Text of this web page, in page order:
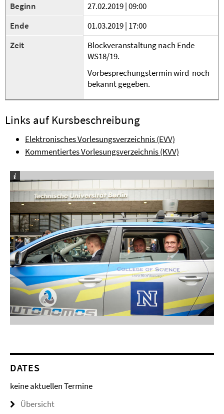
Beginn
27.02.2019 | 09:00
Ende
01.03.2019 | 17:00
Zeit
Blockveranstaltung nach Ende
WS18/19.
Vorbesprechungstermin wird noch
bekannt gegeben.
Links auf Kursbeschreibung
Elektronisches Vorlesungsverzeichnis (EVV)
Kommentiertes Vorlesungsverzeichnis (KVV)
DATES
keine aktuellen Termine
Übersicht